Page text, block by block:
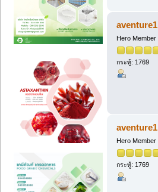
aventure1
Hero Member
กระทู้: 1769
aventure1
Hero Member
กระทู้: 1769